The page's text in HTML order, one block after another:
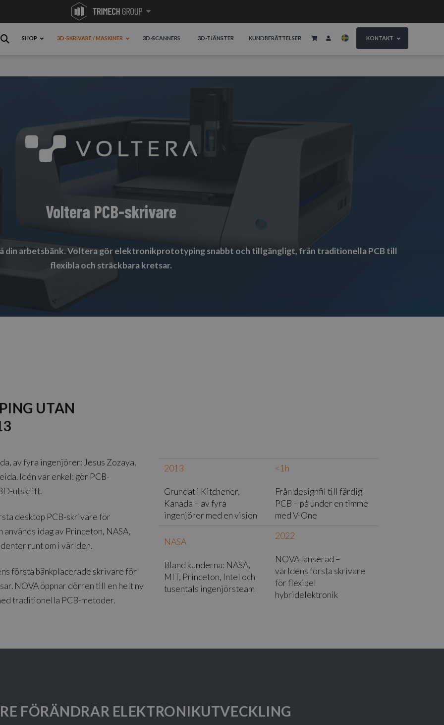
SHOP 3D-SKRIVARE / MASKINER 3D-SCANNERS 3D-TJÄNSTER KUNDBERÄTTELSER KONTAKT
Voltera PCB-skrivare
arbetsbänk. Voltera gör elektronikprototyping snabbt och tillgängligt, från traditionella PCB till
flexibla och sträckbara kretsar.
UTAN
av fyra ingenjörer: Jesus Zozaya,
Idén var enkel: gör PCB-
utskrift.
desktop PCB-skrivare för
idag av Princeton, NASA,
runt om i världen.
första bänkplacerade skrivare för
NOVA öppnar dörren till en helt ny
traditionella PCB-metoder.
2013
Grundat i Kitchener,
Kanada – av fyra
ingenjörer med en vision
<1h
Från designfil till färdig
PCB – på under en timme
med V-One
NASA
Bland kunderna: NASA,
MIT, Princeton, Intel och
tusentals ingenjörsteam
2022
NOVA lanserad –
världens första skrivare
för flexibel
hybridelektronik
FÖRÄNDRAR ELEKTRONIKUTVECKLING